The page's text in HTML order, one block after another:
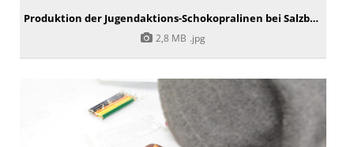
Produktion der Jugendaktions-Schokopralinen bei Salzburg Schokolade
2,8 MB .jpg